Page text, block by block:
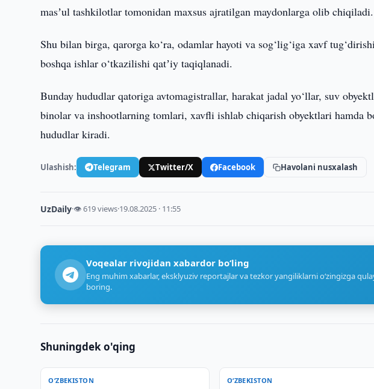
masʼul tashkilotlar tomonidan maxsus ajratilgan maydonlarga olib chiqiladi.
Shu bilan birga, qarorga ko‘ra, odamlar hayoti va sog‘lig‘iga xavf
boshqa ishlar o‘tkazilishi qatʼiy taqiqlanadi.
Bunday hududlar qatoriga avtomagistrallar, harakat jadal yo‘llar, suv
binolar va inshootlarning tomlari, xavfli ishlab chiqarish obyektlari hamda
hududlar kiradi.
Ulashish: Telegram Twitter/X Facebook Havolani nusxalash
UzDaily·👁 619 views·19.08.2025 · 11:55
Voqealar rivojidan xabardor bo‘ling
Eng muhim xabarlar, eksklyuziv reportajlar va tezkor yangiliklarni o‘zingizga
boring.
Shuningdek o'qing
O‘ZBEKISTON O‘ZBEKISTON